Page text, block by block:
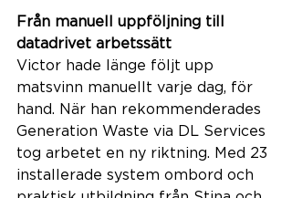
Från manuell uppföljning till
datadrivet arbetssätt
Victor hade länge följt upp
matsvinn manuellt varje dag, för
hand. När han rekommenderades
Generation Waste via DL Services
tog arbetet en ny riktning. Med 23
installerade system ombord och